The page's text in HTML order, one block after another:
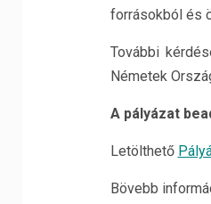
forrásokból és
További
Németek
A pályázat
Letölthető
Bövebb